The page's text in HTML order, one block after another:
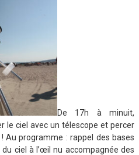
De 17h à minuit,
le ciel avec un télescope et percer
Au programme : rappel des bases
ciel à l’œil nu accompagnée des